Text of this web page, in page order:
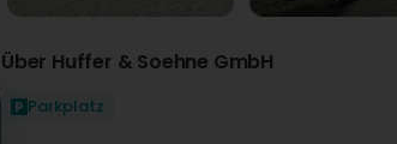
Über Huffer & Soehne GmbH
Parkplatz